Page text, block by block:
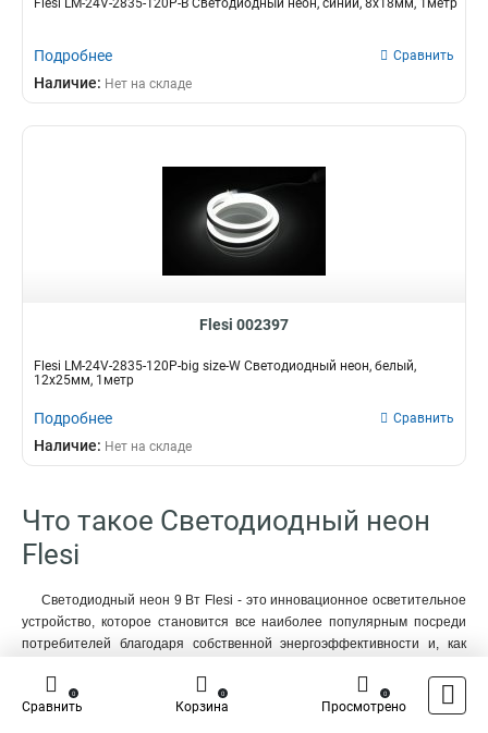
Flesi LM-24V-2835-120P-B Светодиодный неон, синий, 8х18мм, 1метр
Подробнее Сравнить
Наличие: Нет на складе
Flesi 002397
Flesi LM-24V-2835-120P-big size-W Светодиодный неон, белый,
12х25мм, 1метр
Подробнее Сравнить
Наличие: Нет на складе
Что такое Светодиодный неон
Flesi
Светодиодный неон 9 Вт Flesi - это инновационное осветительное
устройство, которое становится все наиболее популярным посреди
потребителей благодаря собственной энергоэффективности и, как
традиционными, как мы с вами постоянно говорим, неоновыми
лампами, данный продукт различается долгим сроком службы и, как
Сравнить
0
Корзина
0
Просмотрено
0